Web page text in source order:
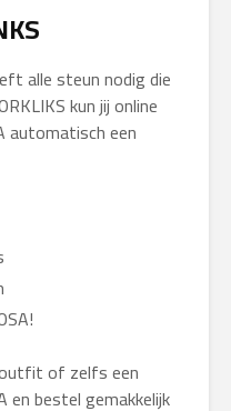
alle steun nodig die
kun jij online
automatisch een
of zelfs een
en bestel gemakkelijk